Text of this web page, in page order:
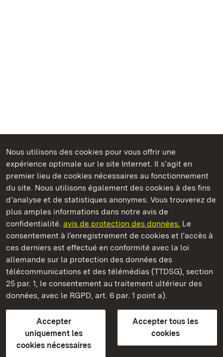
Nous utilisons des cookies pour vous offrir une
expérience optimale sur le site Internet. Il s’agit en
premier lieu de cookies nécessaires au fonctionnement
du site. Nous utilisons également des cookies à des fins
d’analyse et de statistiques anonymes. Vous trouverez de
plus amples informations dans notre avis de
confidentialité. avis de protection des données. Le
consentement à l’enregistrement de cookies et l’accès à
ces derniers est effectué en conformité avec la loi
allemande sur la protection des données des
télécommunications et des télémédias (TTDSG), section
25 par. 1, le consentement au traitement ultérieur des
données, avec le RGPD, art. 6 par. 1 point a).
Accepter
uniquement les
cookies nécessaires
Accepter tous les
cookies
Châteaux et jardins publics du Bade-Wurtemberg
Château résidentiel de Ludwigsburg
Châteaux et jardins publics du Bade-Wurtemberg
Contact et informationsFAQ et réponsesMentions légales
Protection des données
Explications sur l’accessibilité
BITV-konform (geprüfte Seiten)
plus loin
Accueil